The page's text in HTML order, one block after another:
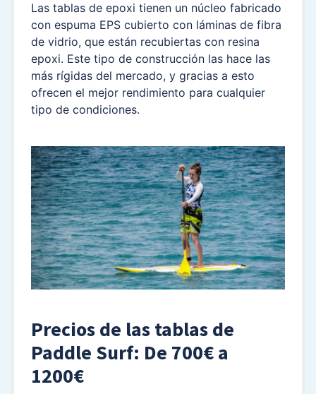
Las tablas de epoxi tienen un núcleo fabricado
con espuma EPS cubierto con láminas de fibra
de vidrio, que están recubiertas con resina
epoxi. Este tipo de construcción las hace las
más rígidas del mercado, y gracias a esto
ofrecen el mejor rendimiento para cualquier
tipo de condiciones.
Precios de las tablas de
Paddle Surf: De 700€ a
1200€